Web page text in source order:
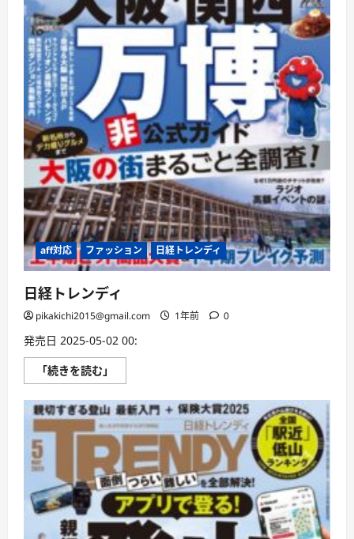
aff対応 ファッション 日経トレンディ
日経トレンディ
pikakichi2015@gmail.com 1年前 0
発売日 2025-05-02 00:
「続きを読む」
経
レ
ン
デ
ィ
に
つ
い
て
さ
ら
に
読